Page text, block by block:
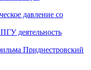
давление со
деятельность
Приднестровский